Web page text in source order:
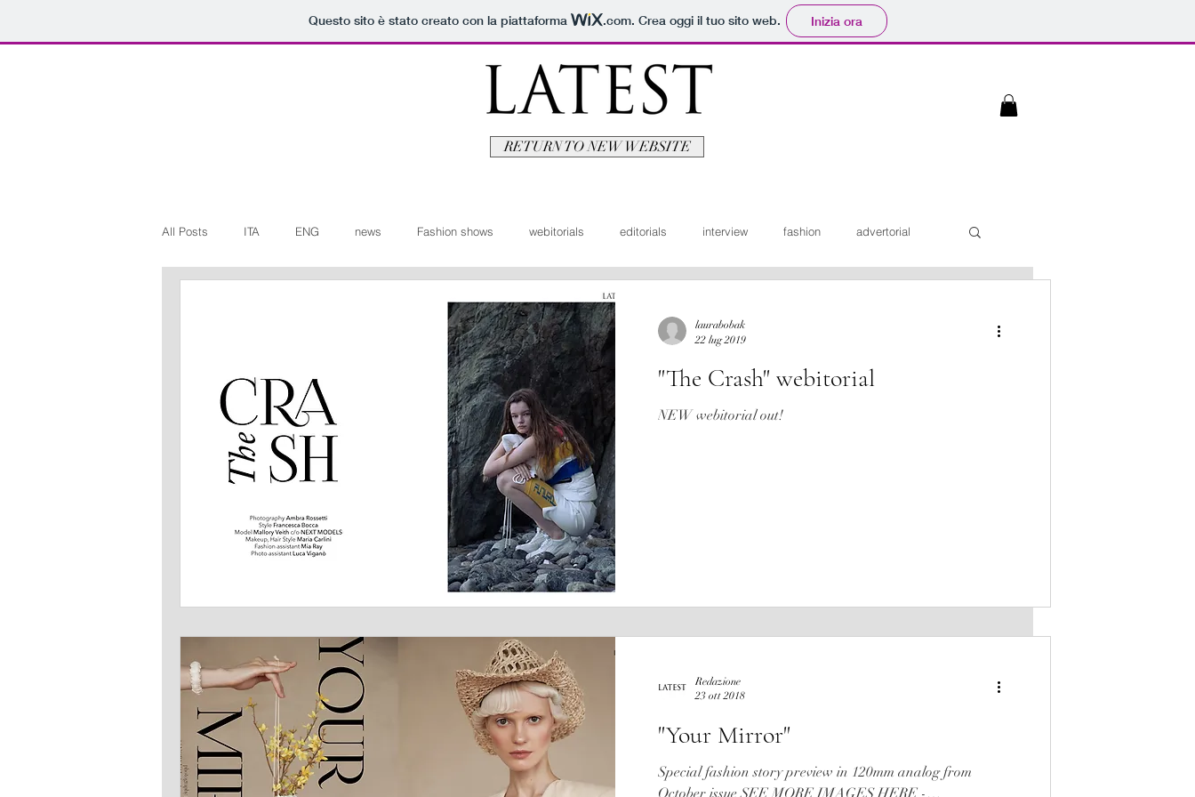
Questo sito è stato creato con la piattaforma .com. Crea oggi il tuo sito web. Inizia ora
RETURN TO NEW WEBSITE
All Posts ITA ENG news Fashion shows webitorials editorials interview fashion advertorial
fashionvideo bridal
Video Latest Uomo Design Bellezza Viaggi Sfilate
laurabobak
22 lug 2019
"The Crash" webitorial
NEW webitorial out!
Redazione
23 ott 2018
"Your Mirror"
Special fashion story preview in 120mm analog from
October issue SEE MORE IMAGES HERE -